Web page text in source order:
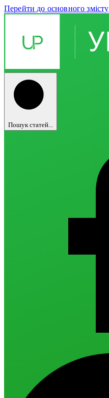
Перейти до основного змісту
Пошук статей...